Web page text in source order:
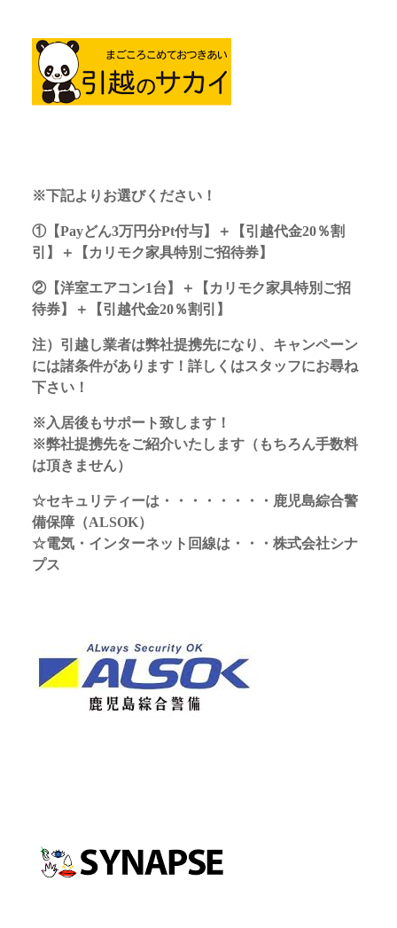
※下記よりお選びください！
①【Payどん3万円分Pt付与】＋【引越代金20％割
引】＋【カリモク家具特別ご招待券】
②【洋室エアコン1台】＋【カリモク家具特別ご招
待券】＋【引越代金20％割引】
注）引越し業者は弊社提携先になり、キャンペーン
には諸条件があります！詳しくはスタッフにお尋ね
下さい！
※入居後もサポート致します！
※弊社提携先をご紹介いたします（もちろん手数料
は頂きません）
☆セキュリティーは・・・・・・・・鹿児島綜合警
備保障（ALSOK）
☆電気・インターネット回線は・・・株式会社シナ
プス